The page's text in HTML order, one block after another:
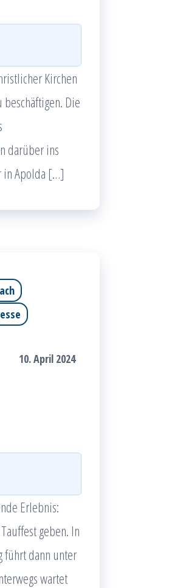
Kirchen
Die
darüber ins
in Apolda […]
10. April 2024
Erlebnis:
geben. In
führt dann unter
wartet